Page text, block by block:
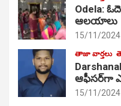
Odela:
ఆల‌యాలు
15/11/2024
తాజా వార్తలు
ఆఫీసర్‌గా
15/11/2024